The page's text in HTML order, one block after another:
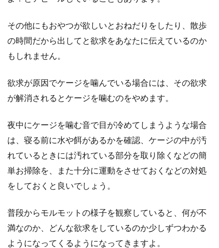
その他にもおやつが欲しいとおねだりをしたり、散歩
の時間だから出してと欲求をあなたに伝えているのか
もしれません。
欲求が原因でケージを噛んでいる場合には、その欲求
が解消されるとケージを噛むのをやめます。
夜中にケージを噛む音で目が冷めてしまうような場合
は、寝る前に水や餌があるかを確認、ケージの中が汚
れているときには汚れている部分を取り除くなどの簡
単お掃除を、また十分に運動をさせておくなどの対処
をしておくと良いでしょう。
普段からモルモットの様子を観察していると、何が不
満なのか、どんな欲求をしているのか少しずつわかる
ようになってくるようになってきますよ。